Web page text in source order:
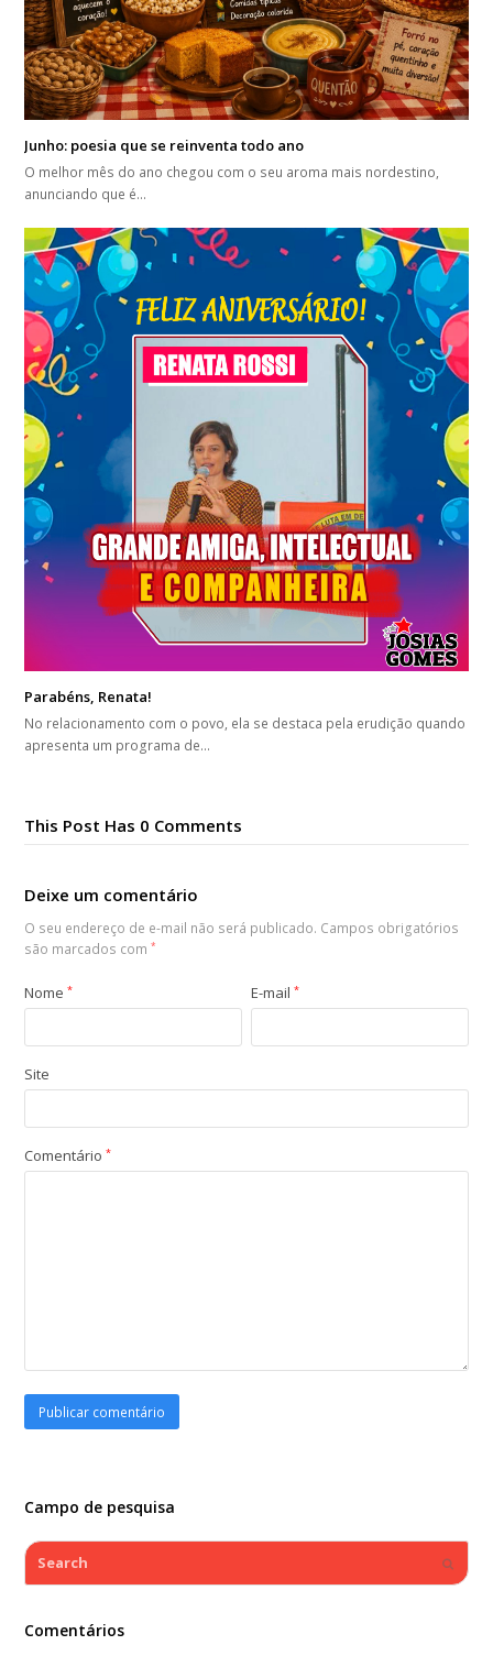
Junho: poesia que se reinventa todo ano
O melhor mês do ano chegou com o seu aroma mais nordestino,
anunciando que é…
Parabéns, Renata!
No relacionamento com o povo, ela se destaca pela erudição quando
apresenta um programa de…
This Post Has 0 Comments
Deixe um comentário
O seu endereço de e-mail não será publicado. Campos obrigatórios
são marcados com*
Nome* E-mail*
Site
Comentário*
Campo de pesquisa
Search
Comentários